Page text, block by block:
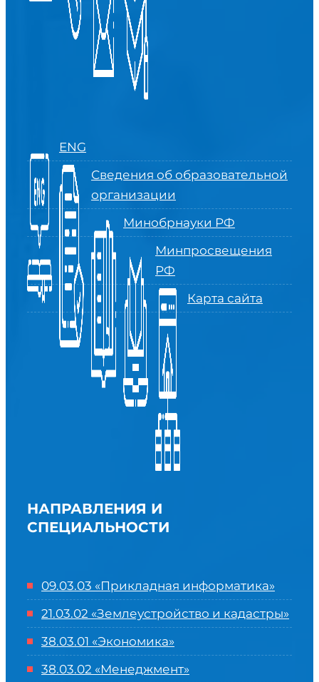
ENG
Сведения об образовательной
организации
Минобрнауки РФ
Минпросвещения
РФ
Карта сайта
НАПРАВЛЕНИЯ И
СПЕЦИАЛЬНОСТИ
09.03.03 «Прикладная информатика»
21.03.02 «Землеустройство и кадастры»
38.03.01 «Экономика»
38.03.02 «Менеджмент»